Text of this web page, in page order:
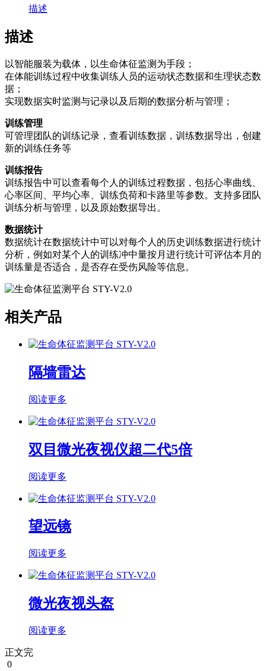
描述
描述
以智能服装为载体，以生命体征监测为手段；
在体能训练过程中收集训练人员的运动状态数据和生理状态数
据；
实现数据实时监测与记录以及后期的数据分析与管理；
训练管理
可管理团队的训练记录，查看训练数据，训练数据导出，创建
新的训练任务等
训练报告
训练报告中可以查看每个人的训练过程数据，包括心率曲线、
心率区间、平均心率、训练负荷和卡路里等参数。支持多团队
训练分析与管理，以及原始数据导出。
数据统计
数据统计在数据统计中可以对每个人的历史训练数据进行统计
分析，例如对某个人的训练冲中量按月进行统计可评估本月的
训练量是否适合，是否存在受伤风险等信息。
相关产品
隔墙雷达
阅读更多
双目微光夜视仪超二代5倍
阅读更多
望远镜
阅读更多
微光夜视头盔
阅读更多
正文完
0